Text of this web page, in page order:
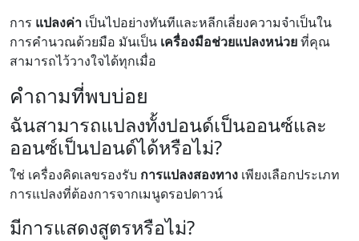
การ แปลงค่า เป็นไปอย่างทันทีและหลีกเลี่ยงความจำเป็นใน
การคำนวณด้วยมือ มันเป็น เครื่องมือช่วยแปลงหน่วยที่คุณ
สามารถไว้วางใจได้ทุกเมื่อ
คำถามที่พบบ่อย
ฉันสามารถแปลงทั้งปอนด์เป็นออนซ์และ
ออนซ์เป็นปอนด์ได้หรือไม่?
ใช่ เครื่องคิดเลขรองรับ การแปลงสองทาง เพียงเลือกประเภท
การแปลงที่ต้องการจากเมนูดรอปดาวน์
มีการแสดงสูตรหรือไม่?